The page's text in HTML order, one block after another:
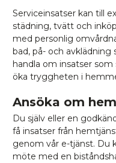
Serviceinsatser kan till
städning, tvätt och
med personlig
bad, på- och
handla om insatser
öka tryggheten i
Ansöka om
Du själv eller en
få insatser från
genom vår e-tjänst. Du
möte med en